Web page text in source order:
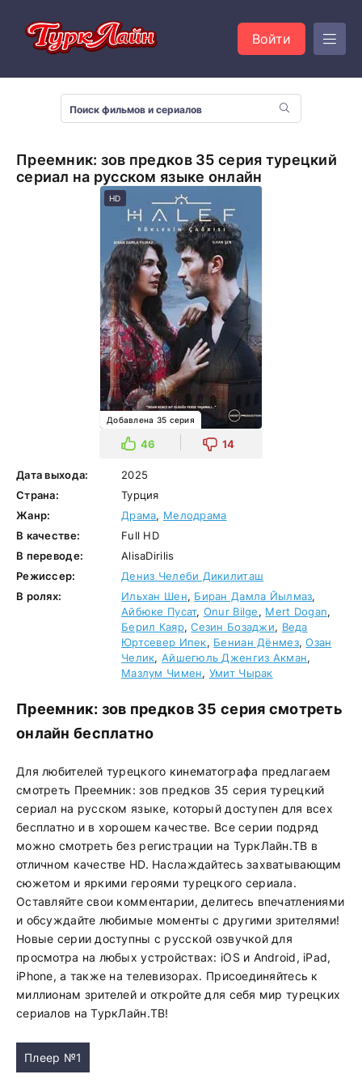
Войти
Преемник: зов предков 35 серия турецкий
сериал на русском языке онлайн
HD
Добавлена 35 серия
46 14
Дата выхода:
2025
Страна:
Турция
Жанр:
Драма, Мелодрама
В качестве:
Full HD
В переводе:
AlisaDirilis
Режиссер:
Дениз Челеби Дикилиташ
В ролях:
Ильхан Шен, Биран Дамла Йылмаз,
Айбюке Пусат, Onur Bilge, Mert Dogan,
Берил Каяр,Сезин Бозаджи, Веда
Юртсевер Ипек, Бениан Дёнмез,Озан
Челик, Айшегюль Дженгиз Акман,
Мазлум Чимен, Умит Чырак
Преемник: зов предков 35 серия смотреть
онлайн бесплатно
Для любителей турецкого кинематографа предлагаем
смотреть Преемник: зов предков 35 серия турецкий
сериал на русском языке, который доступен для всех
бесплатно и в хорошем качестве. Все серии подряд
можно смотреть без регистрации на ТуркЛайн.ТВ в
отличном качестве HD. Наслаждайтесь захватывающим
сюжетом и яркими героями турецкого сериала.
Оставляйте свои комментарии, делитесь впечатлениями
и обсуждайте любимые моменты с другими зрителями!
Новые серии доступны с русской озвучкой для
просмотра на любых устройствах: iOS и Android, iPad,
iPhone, а также на телевизорах. Присоединяйтесь к
миллионам зрителей и откройте для себя мир турецких
сериалов на ТуркЛайн.ТВ!
Плеер №1